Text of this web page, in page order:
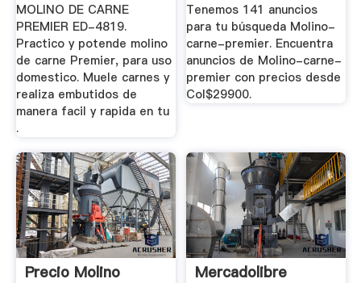
MOLINO DE CARNE
PREMIER ED-4819.
Practico y potende molino
de carne Premier, para uso
domestico. Muele carnes y
realiza embutidos de
manera facil y rapida en tu
.
Tenemos 141 anuncios
para tu búsqueda Molino-
carne-premier. Encuentra
anuncios de Molino-carne-
premier con precios desde
Col$29900.
Precio Molino
Mercadolibre